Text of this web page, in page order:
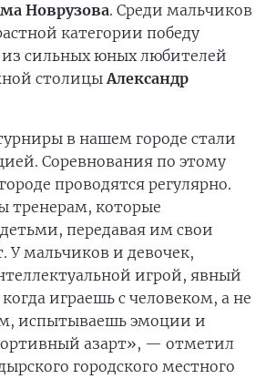
Новрузова. Среди мальчиков
категории победу
сильных юных любителей
столицыАлександр
в нашем городе стали
Соревнования по этому
проводятся регулярно.
тренерам, которые
передавая им свои
У мальчиков и девочек,
игрой, явный
когда играешь с человеком, а не
испытываешь эмоции и
азарт», — отметил
городского местного